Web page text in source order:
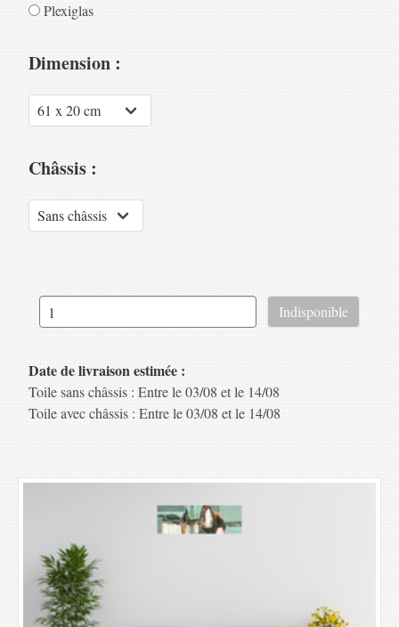
Plexiglas
Dimension :
Châssis :
Date de livraison estimée :
Toile sans châssis : Entre le 03/08 et le 14/08
Toile avec châssis : Entre le 03/08 et le 14/08